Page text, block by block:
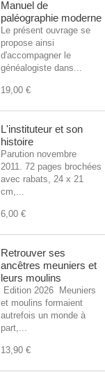
Manuel de
paléographie moderne
Le présent ouvrage se
propose ainsi
d'accompagner le
généalogiste dans...
19,00 €
L'instituteur et son
histoire
Parution novembre
2011. 72 pages brochées
avec rabats, 24 x 21
cm,...
6,00 €
Retrouver ses
ancêtres meuniers et
leurs moulins
Edition 2026 Meuniers
et moulins formaient
autrefois un monde à
part,...
13,90 €